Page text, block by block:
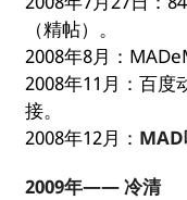
（精帖）。
2008年8月：
2008年11月：百度
接。
2008年12月： MAD
2009年—— 冷清